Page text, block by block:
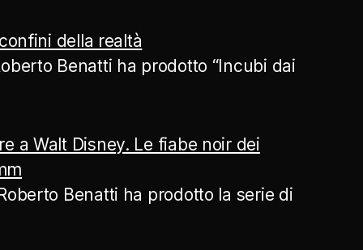
della realtà
Benatti ha prodotto “Incubi dai
a Walt Disney. Le fiabe noir dei
Benatti ha prodotto la serie di